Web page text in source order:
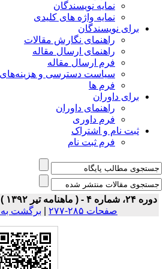
نمایه نویسندگان
نمایه واژه های کلیدی
برای نویسندگان
راهنمای نگارش مقالات
راهنمای ارسال مقاله
فرم ارسال مقاله
سیاست دسترسی و هزینه‌های
فرم ها
برای داوران
راهنمای داوران
فرم داوری
ثبت نام و اشتراک
فرم ثبت نام
شماره ۴ - ( ماهنامه تیر ۱۳۹۲ )
صفحات ۲۸۵-۲۷۷
| برگشت به